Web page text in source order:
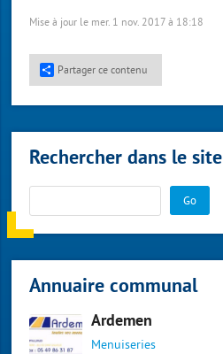
Mise à jour le mer. 1 nov. 2017 à 18:18
Partager ce contenu
Rechercher dans le site
Go
Annuaire communal
Ardemen
Menuiseries